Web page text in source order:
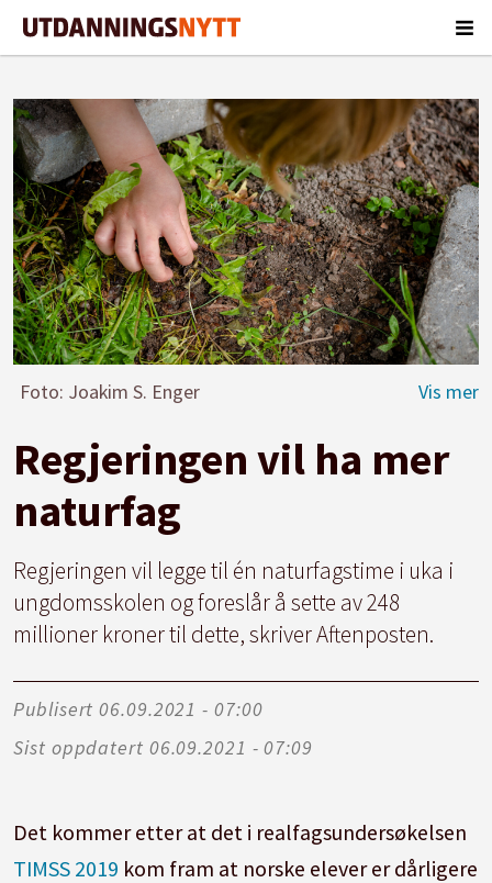
Foto: Joakim S. Enger
Regjeringen vil ha mer
naturfag
Regjeringen vil legge til én naturfagstime i uka i
ungdomsskolen og foreslår å sette av 248
millioner kroner til dette, skriver Aftenposten.
Publisert
06.09.2021 - 07:00
Sist oppdatert
06.09.2021 - 07:09
Det kommer etter at det i realfagsundersøkelsen
TIMSS 2019 kom fram at norske elever er dårligere